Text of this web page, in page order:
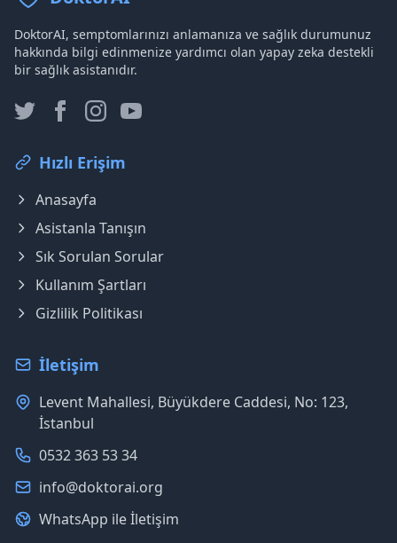
DoktorAI, semptomlarınızı anlamanıza ve sağlık durumunuz
hakkında bilgi edinmenize yardımcı olan yapay zeka destekli
bir sağlık asistanıdır.
Hızlı Erişim
Anasayfa
Asistanla Tanışın
Sık Sorulan Sorular
Kullanım Şartları
Gizlilik Politikası
İletişim
Levent Mahallesi, Büyükdere Caddesi, No: 123,
İstanbul
0532 363 53 34
info@doktorai.org
WhatsApp ile İletişim